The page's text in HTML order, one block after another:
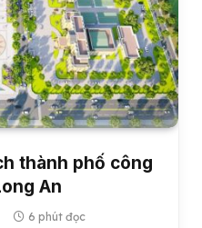
thành phố công
An
6 phút đọc